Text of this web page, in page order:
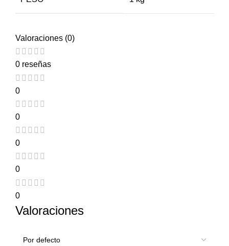
Valoraciones (0)
0 reseñas
0
0
0
0
0
Valoraciones